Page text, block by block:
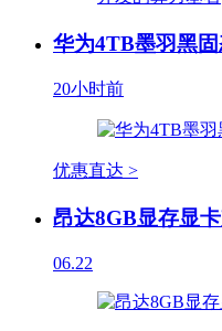
华为4TB墨羽黑
20小时前
优惠直达 >
昂达8GB显存显
06.22